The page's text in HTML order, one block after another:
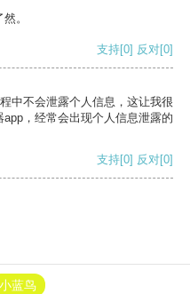
。
支持[0] 反对[0]
中不会泄露个人信息，这让我很
，经常会出现个人信息泄露的
支持[0] 反对[0]
小蓝鸟